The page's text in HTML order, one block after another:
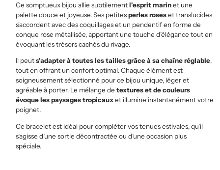
Ce somptueux bijou allie subtilementl'esprit marinet une
palette douce et joyeuse. Ses petitesperles roseset translucides
s'accordent avec des coquillages et un pendentif en forme de
conque rose métallisée, apportant une touche d’élégance tout en
évoquant les trésors cachés du rivage.
Il peuts'adapter à toutes les tailles grâce à sa chaîne réglable,
tout en offrant un confort optimal. Chaque élément est
soigneusement sélectionné pour ce bijou unique, léger et
agréable à porter. Le mélange de textures et de couleurs
évoque les paysages tropicauxet illumine instantanément votre
poignet.
Ce bracelet est idéal pour compléter vos tenues estivales, qu’il
s’agisse d’une sortie décontractée ou d’une occasion plus
spéciale.